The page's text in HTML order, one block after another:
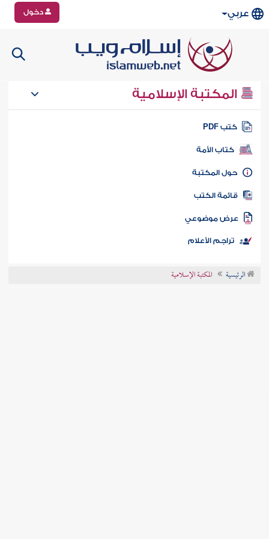
عربي دخول
المكتبة الإسلامية
كتب PDF
كتاب الأمة
المكتبة
الكتب
موضوعي
تراجم الأعلام
الرئيسية المكتبة الإسلامية